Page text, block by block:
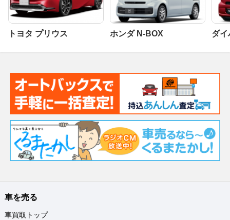
トヨタ プリウス ホンダ N-BOX ダイ
車を売る
車買取トップ